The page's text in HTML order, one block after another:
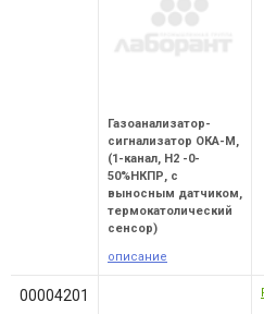
Газоанализатор-
сигнализатор ОКА-М,
(1-канал, Н2 -0-
50%НКПР, с
выносным датчиком,
термокатолический
сенсор)
описание
00004201